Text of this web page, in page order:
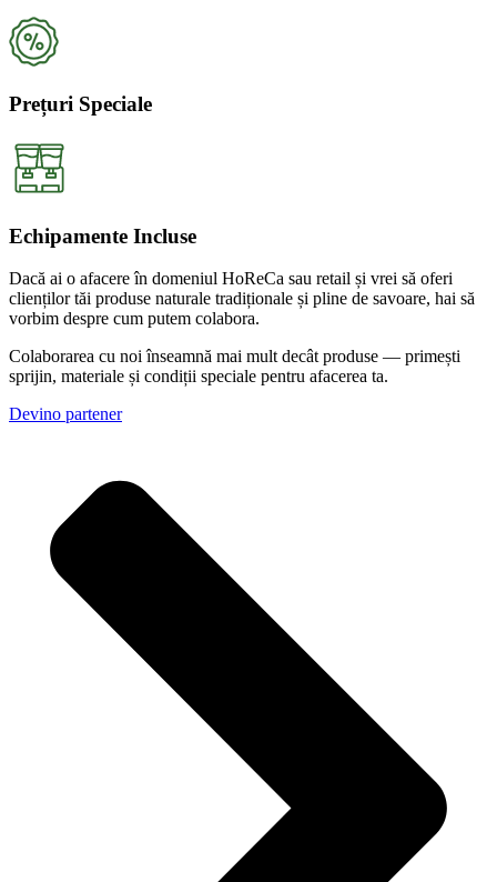
Prețuri Speciale
Echipamente Incluse
Dacă ai o afacere în domeniul HoReCa sau retail și vrei să oferi
clienților tăi produse naturale tradiționale și pline de savoare, hai să
vorbim despre cum putem colabora.
Colaborarea cu noi înseamnă mai mult decât produse — primești
sprijin, materiale și condiții speciale pentru afacerea ta.
Devino partener